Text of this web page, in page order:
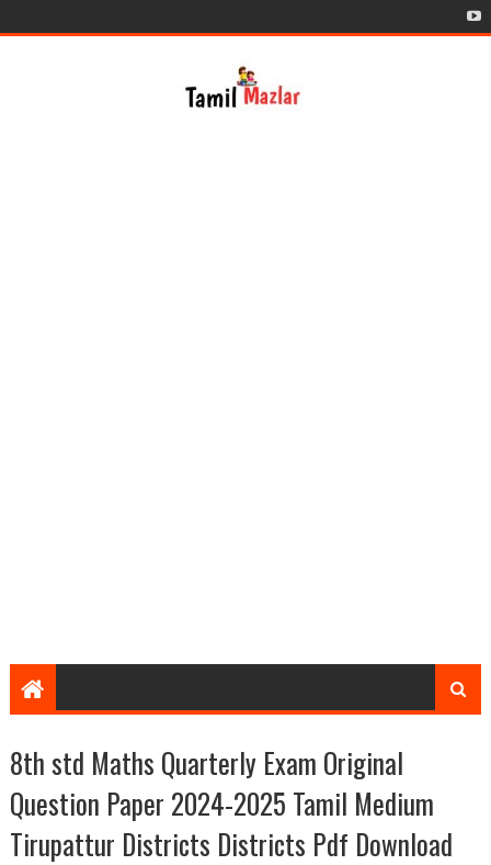
8th std Maths Quarterly Exam Original
Question Paper 2024-2025 Tamil Medium
Tirupattur Districts Districts Pdf Download